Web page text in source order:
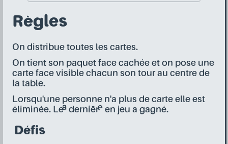
Règles
On distribue toutes les cartes.
On tient son paquet face cachée et on pose une
carte face visible chacun son tour au centre de
la table.
Lorsqu'une personne n'a plus de carte elle est
éliminée. Le·a dernièr·e en jeu a gagné.
Défis